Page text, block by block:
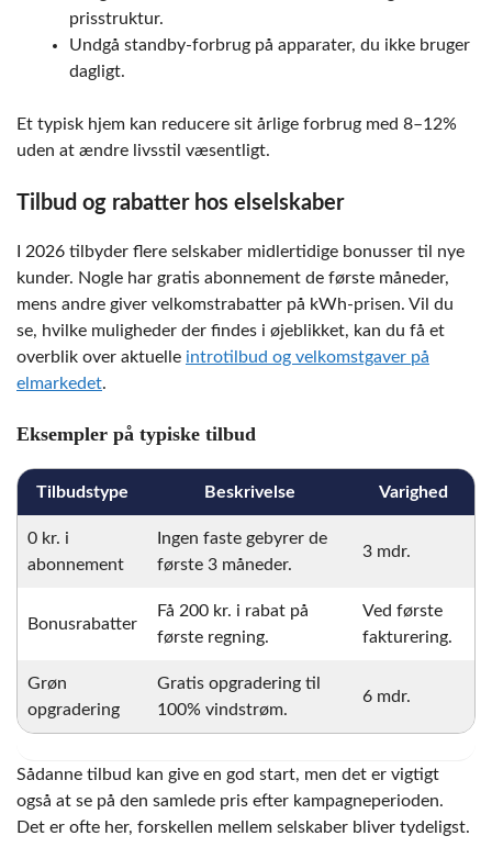
prisstruktur.
Undgå standby-forbrug på apparater, du ikke bruger
dagligt.
Et typisk hjem kan reducere sit årlige forbrug med 8–12%
uden at ændre livsstil væsentligt.
Tilbud og rabatter hos elselskaber
I 2026 tilbyder flere selskaber midlertidige bonusser til nye
kunder. Nogle har gratis abonnement de første måneder,
mens andre giver velkomstrabatter på kWh-prisen. Vil du
se, hvilke muligheder der findes i øjeblikket, kan du få et
overblik over aktuelle introtilbud og velkomstgaver på
elmarkedet.
Eksempler på typiske tilbud
Tilbudstype Beskrivelse Varighed
0 kr. i
abonnement
Ingen faste gebyrer de
første 3 måneder.
3 mdr.
Bonusrabatter
Få 200 kr. i rabat på
første regning.
Ved første
fakturering.
Grøn
opgradering
Gratis opgradering til
100% vindstrøm.
6 mdr.
Sådanne tilbud kan give en god start, men det er vigtigt
også at se på den samlede pris efter kampagneperioden.
Det er ofte her, forskellen mellem selskaber bliver tydeligst.